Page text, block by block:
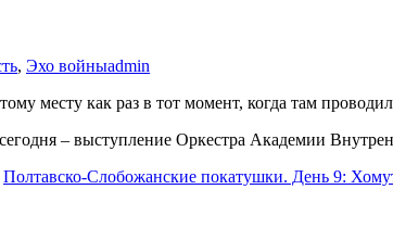
, Эхо войныadmin
месту как раз в тот момент, когда там
– выступление Оркестра Академии
Полтавско-Слобожанские покатушки. День 9: